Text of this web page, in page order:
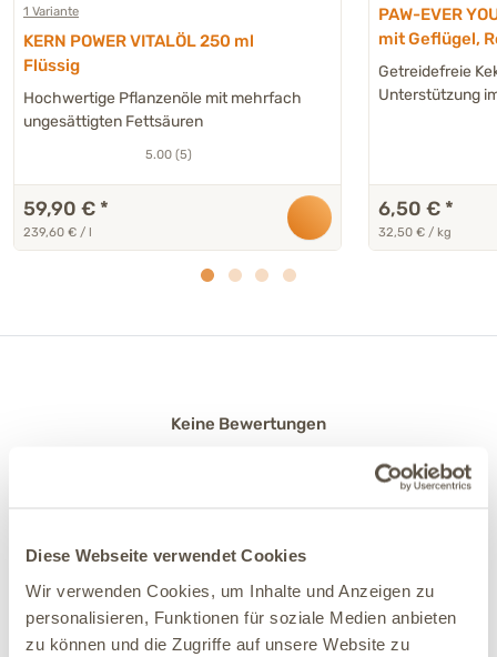
Diese Webseite verwendet Cookies
Wir verwenden Cookies, um Inhalte und Anzeigen zu
personalisieren, Funktionen für soziale Medien anbieten
zu können und die Zugriffe auf unsere Website zu
1 Variante
KERN POWER VITALÖL 250 ml
Flüssig
Hochwertige Pflanzenöle mit mehrfach
ungesättigten Fettsäuren
5.00 (5)
59,90 € *
239,60 € / l
PAW-EVER
mit Geflügel,
Weißdorn -
Getreidefreie
Unterstützung
6,50 € *
32,50 € / kg
Keine Bewertungen
2 0
1 0